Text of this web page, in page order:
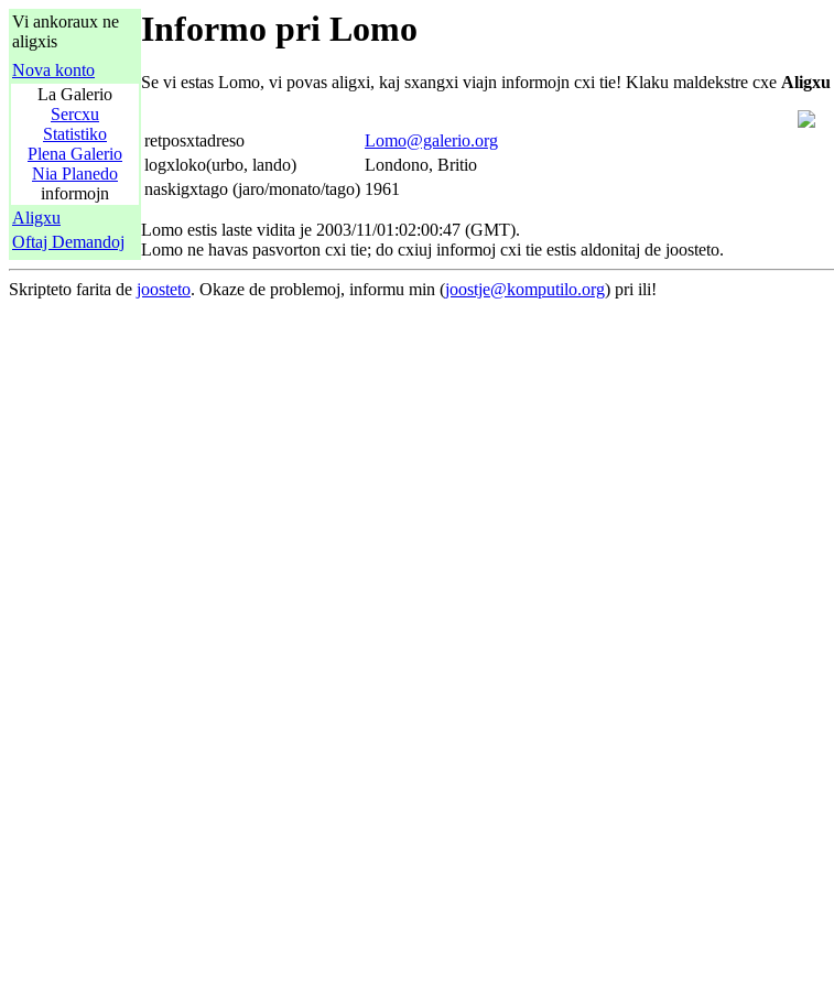
Vi ankoraux ne
aligxis
Nova konto
La Galerio
Sercxu
Statistiko
Plena Galerio
Nia Planedo
informojn
Aligxu
Oftaj Demandoj
Informo pri Lomo
Se vi estas Lomo, vi povas aligxi, kaj sxangxi viajn informojn cxi tie! Klaku maldekstre cxe Aligxu
retposxtadreso
Lomo@galerio.org
logxloko(urbo, lando)
Londono, Britio
naskigxtago (jaro/monato/tago) 1961
Lomo estis laste vidita je 2003/11/01:02:00:47 (GMT).
Lomo ne havas pasvorton cxi tie; do cxiuj informoj cxi tie estis aldonitaj de joosteto.
Skripteto farita de joosteto. Okaze de problemoj, informu min (joostje@komputilo.org) pri ili!